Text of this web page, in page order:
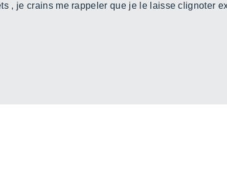
, je crains me rappeler que je le laisse clignoter